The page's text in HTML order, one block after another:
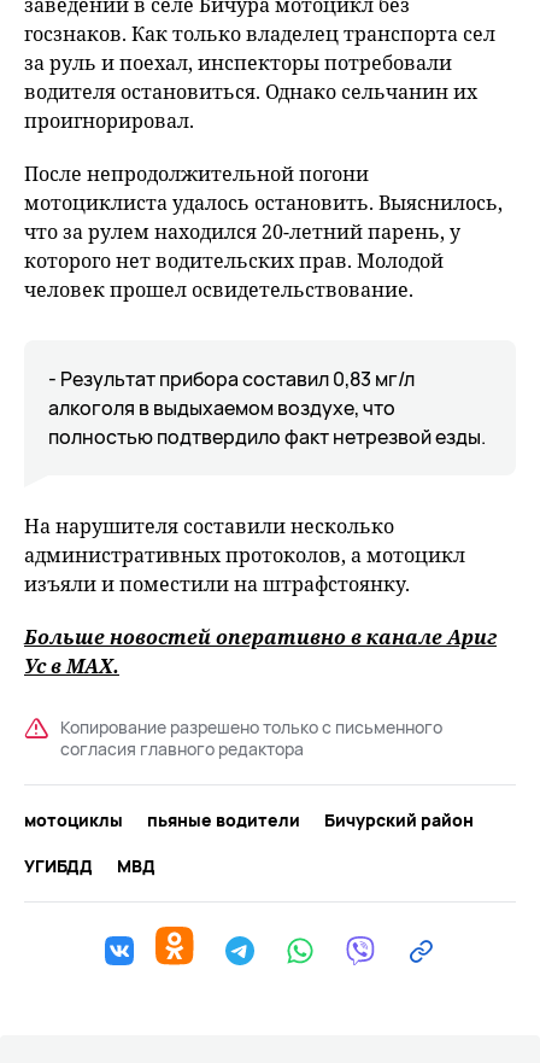
госзнаков. Как только владелец транспорта сел
за руль и поехал, инспекторы потребовали
водителя остановиться. Однако сельчанин их
проигнорировал.
После непродолжительной погони
мотоциклиста удалось остановить. Выяснилось,
что за рулем находился 20-летний парень, у
которого нет водительских прав. Молодой
человек прошел освидетельствование.
- Результат прибора составил 0,83 мг/л
алкоголя в выдыхаемом воздухе, что
полностью подтвердило факт нетрезвой езды.
На нарушителя составили несколько
административных протоколов, а мотоцикл
изъяли и поместили на штрафстоянку.
Больше новостей оперативно в канале Ариг
Ус вMAХ.
Копирование разрешено только с письменного
согласия главного редактора
мотоциклы пьяные водители
Бичурский район
УГИБДД
МВД